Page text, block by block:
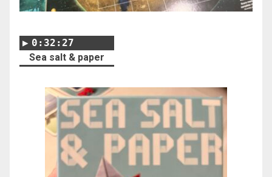
0:32:27
Sea salt & paper